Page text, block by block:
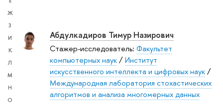
Ж
З
И
К
Л
М
Н
О
Абдулкадиров Тимур Назирович
Стажер-исследователь: Факультет
компьютерных наук/Институт
искусственного интеллекта и цифровых наук/
Международная лаборатория стохастических
алгоритмов и анализа многомерных данных